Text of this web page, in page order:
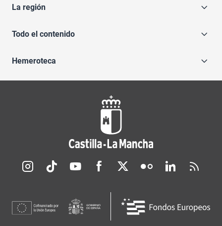
La región
Todo el contenido
Hemeroteca
Redes sociales JCCM